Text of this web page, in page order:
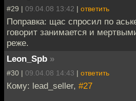
#29 | 09.04.08 13:42 | ответить
Поправка: щас спросил по
говорит занимается и
реже.
Leon_Spb »
#30 | 09.04.08 14:43 | ответить
Кому: lead_seller, #27